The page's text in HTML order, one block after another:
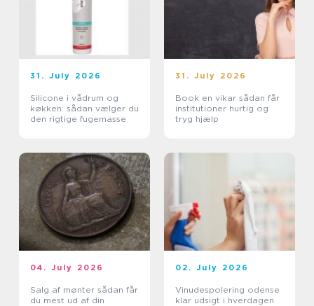
31. July 2026
Silicone i vådrum og
køkken: sådan vælger du
den rigtige fugemasse
31. July 2026
Book en vikar sådan får
institutioner hurtig og
tryg hjælp
04. July 2026
Salg af mønter sådan får
du mest ud af din
02. July 2026
Vinudespolering odense
klar udsigt i hverdagen